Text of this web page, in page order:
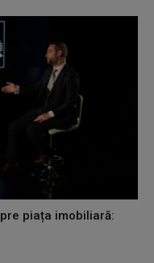
piața imobiliară: